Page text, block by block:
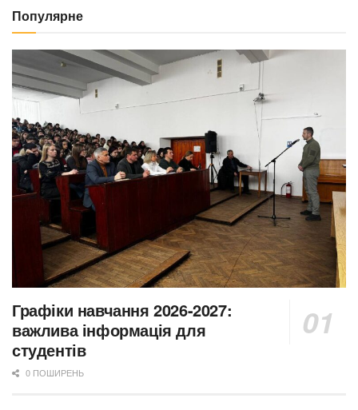
Популярне
Графіки навчання 2026-2027:
важлива інформація для
студентів
0 ПОШИРЕНЬ